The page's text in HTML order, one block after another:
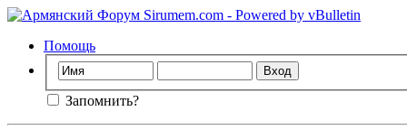
Помощь
Запомнить?